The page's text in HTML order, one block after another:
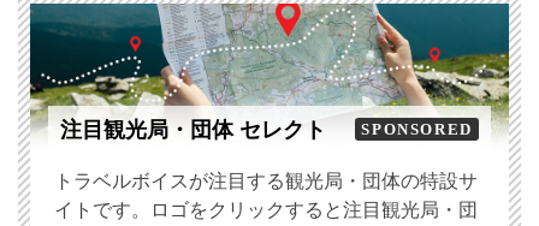
注目観光局・団体 セレクト SPONSORED
トラベルボイスが注目する観光局・団体の特設サ
イトです。ロゴをクリックすると注目観光局・団